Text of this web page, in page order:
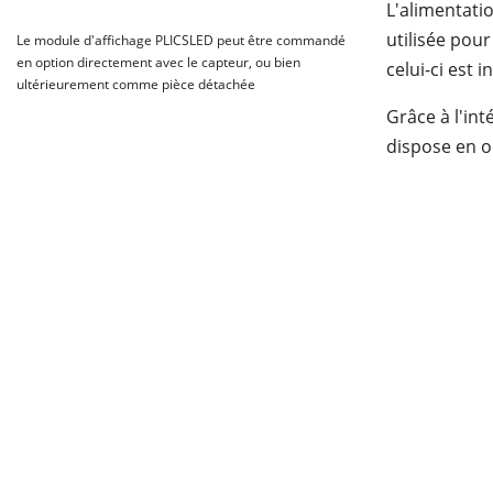
Le module d'affichage PLICSLED peut être commandé
en option directement avec le capteur, ou bien
ultérieurement comme pièce détachée
utilisée
celui-ci est
Grâce à
dispose en